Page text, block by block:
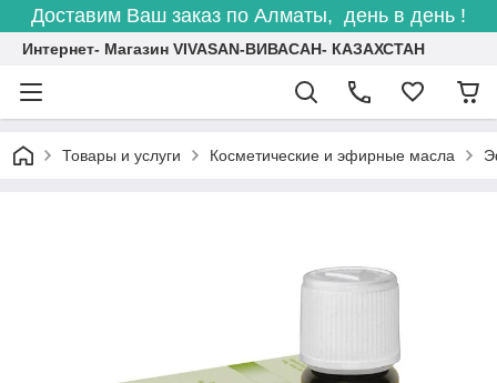
Доставим Ваш заказ по Алматы, день в день !
Интернет- Магазин VIVASAN-ВИВАСАН- КАЗАХСТАН
Товары и услуги Косметические и эфирные масла